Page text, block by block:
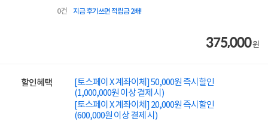
0건 지금 후기쓰면 적립금 2배!
375,000원
할인혜택
[토스페이 X 계좌이체] 50,000원 즉시할인
(1,000,000원 이상 결제 시)
[토스페이 X 계좌이체] 20,000원 즉시할인
(600,000원 이상 결제 시)